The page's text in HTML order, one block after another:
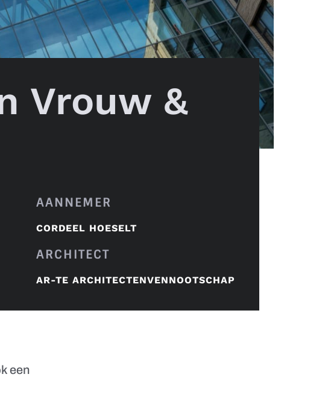
Vrouw &
AANNEMER
CORDEEL HOESELT
ARCHITECT
AR-TE ARCHITECTENVENNOOTSCHAP
een